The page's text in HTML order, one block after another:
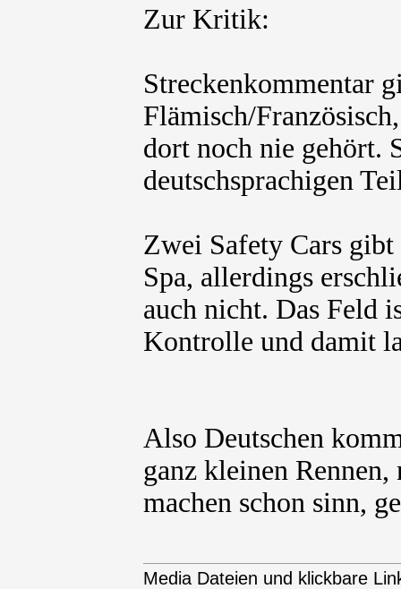
Zur Kritik:
Streckenkommentar
Flämisch/
dort noch nie gehört.
deutschsprachigen
Zwei Safety Cars
Spa, allerdings
auch nicht. Das Feld
Kontrolle und damit
Also Deutschen
ganz kleinen
machen schon sinn,
Media Dateien und klickbare